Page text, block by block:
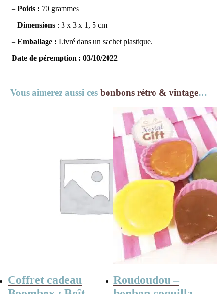
– Poids : 70 grammes
– Dimensions : 3 x 3 x 1, 5 cm
– Emballage : Livré dans un sachet plastique.
Date de péremption : 03/10/2022
Vous aimerez aussi ces bonbons rétro & vintage…
Coffret cadeau
Roudoudou –